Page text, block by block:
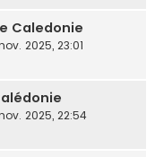
Caledonie
2025, 23:01
nov. 2025, 22:54